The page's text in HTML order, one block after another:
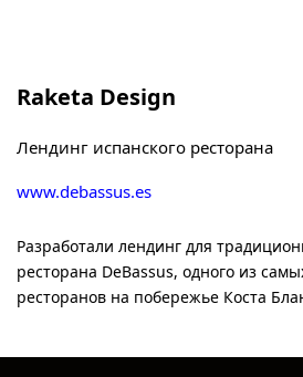
Raketa Design
Ресторан DeBassus
Лендинг испанского ресторана
www.debassus.es
Разработали лендинг для
ресторана DeBassus, одного из
ресторанов на побережье Коста